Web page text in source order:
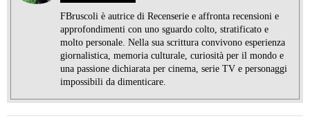
FBruscoli è autrice di Recenserie e affronta recensioni e
approfondimenti con uno sguardo colto, stratificato e
molto personale. Nella sua scrittura convivono esperienza
giornalistica, memoria culturale, curiosità per il mondo e
una passione dichiarata per cinema, serie TV e personaggi
impossibili da dimenticare.